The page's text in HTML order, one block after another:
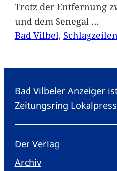
Trotz der Entfernung
und dem Senegal …
Bad Vilbel, Schlagzeilen
Bad Vilbeler Anzeiger
Zeitungsring
Der Verlag
Archiv